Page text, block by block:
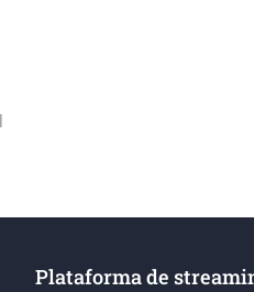
Plataforma de